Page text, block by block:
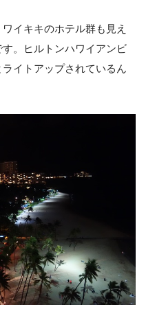
イキキのホテル群も見え
。ヒルトンハワイアンビ
イトアップされているん